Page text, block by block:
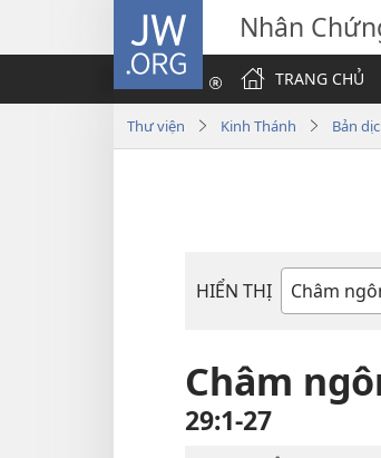
JW.ORG Nhân
TRANG CHỦ
Thư viện Kinh Thánh Bản
HIỂN THỊ
Sách
Thánh
Châm
29:1-27